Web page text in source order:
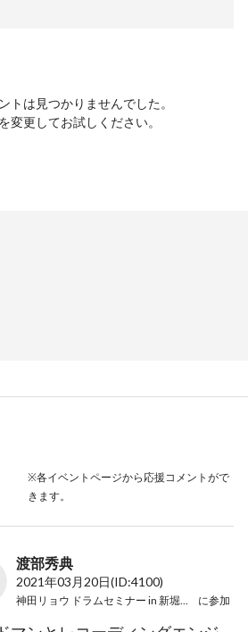
トは見つかりませんでした。
変更してお試しください。
※各イベントページから応援コメントがで
きます。
渡部秀典
2021年03月20日(ID:4100)
に参加